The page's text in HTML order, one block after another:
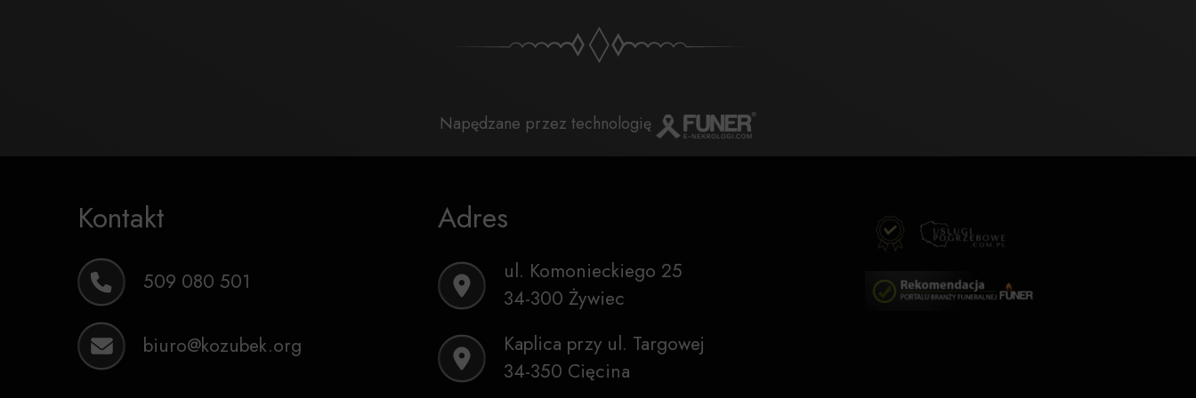
Napędzane przez technologię
Kontakt
509 080 501
biuro@kozubek.org
Adres
ul. Komonieckiego 25
34-300 Żywiec
Kaplica przy ul. Targowej
34-350 Cięcina